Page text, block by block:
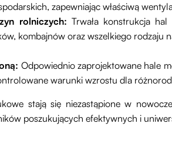
zapewniając właściwą
rolniczych: Trwała konstrukcja
kombajnów oraz wszelkiego rodzaju
Odpowiednio zaprojektowane hale
warunki wzrostu dla
stają się niezastąpione w
poszukujących efektywnych i